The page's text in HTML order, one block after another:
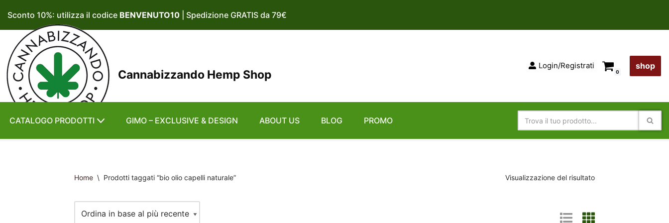
Vai
contenuto
Sconto 10%: utilizza il codice BENVENUTO10 | Spedizione GRATIS da 79€
Cannabizzando Hemp Shop
Login/Registrati
0
shop
CATALOGO PRODOTTI GIMO – EXCLUSIVE & DESIGN ABOUT US BLOG PROMO
Home \ Prodotti taggati “bio olio capelli naturale” Visualizzazione del risultato